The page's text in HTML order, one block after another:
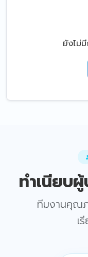
ยังไม่
ทำเนียบ
ทีมงานคุณ
เ